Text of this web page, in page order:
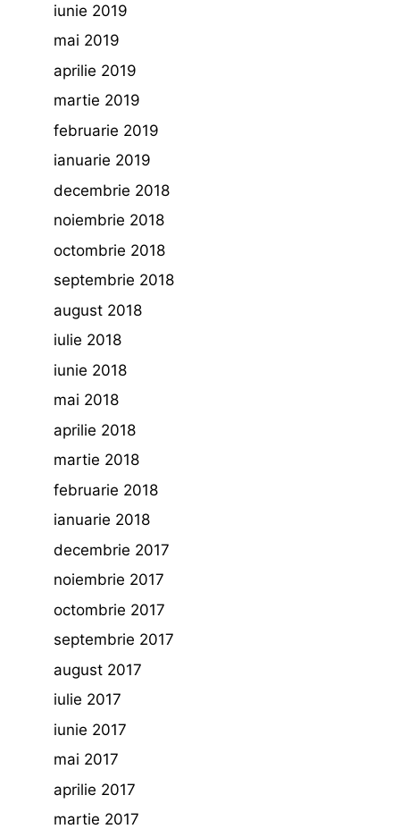
iunie 2019
mai 2019
aprilie 2019
martie 2019
februarie 2019
ianuarie 2019
decembrie 2018
noiembrie 2018
octombrie 2018
septembrie 2018
august 2018
iulie 2018
iunie 2018
mai 2018
aprilie 2018
martie 2018
februarie 2018
ianuarie 2018
decembrie 2017
noiembrie 2017
octombrie 2017
septembrie 2017
august 2017
iulie 2017
iunie 2017
mai 2017
aprilie 2017
martie 2017